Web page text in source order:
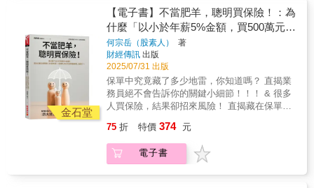
運用人頭帳戶進行租稅規避或逃漏稅，除了可
能觸犯《稅捐稽徵法》，以詐術或其他不正當
方法逃漏稅捐，處5年以下有期徒刑、拘役或併
科新台幣6萬元以下罰金外，還可能構成洗錢
罪。依利用人頭的方式不同，還可能另外涉及
違反《公司法》、《銀行法》、《刑法》等，
不可不留意。◆2026年稅務法規變動、修訂內
容最新免稅額、扣除額及課稅級距重複申報扶
養直系尊親屬認定原則網紅所得稅及營業稅課
般租金標準
標嗎？保險公司開發的任何一項產品，都有適
用的族群與對象，找到你的目標客戶族群，以
需求分析為重要基礎，那就是金礦之所在！
策略，甚至是與老闆個人息息相關的節稅策
略，直到最後一章探討如何因應國稅局查稅的
攻防…… 引領讀者們建立稅務管理的新思維，
解析當代企業節稅的核心理念。 從選擇組織型
態、管理固定資產、制訂股權投資與日常營運
開支的節稅策略， 全面涵蓋企業經營過程中可
能面臨的各種稅務挑戰，為中小企業主提供一
套完整且實用的節稅指南。
金石堂
【電子書】不當肥羊，聰明買保險！：為
什麼「以小於年薪5%金額，買500萬元保
障險（10倍年薪）＋日額5,000元住院醫
療險」就夠了？
何宗岳（股素人）
著
財經傳訊 出版
2025/07/31 出版
保單中究竟藏了多少地雷，你知道嗎？ 直揭業
務員絕不會告訴你的關鍵小細節！！！ & 很多
人買保險，結果卻招來風險！ 直揭藏在保單中
一，但是只有53%的民眾買到足額的保障。 所
以許多台灣民眾，浪費了錢，影響財富的累
積， 真的遇到意外，卻又沒足夠的保障。 為了
75 折 特價 374 元
電子書